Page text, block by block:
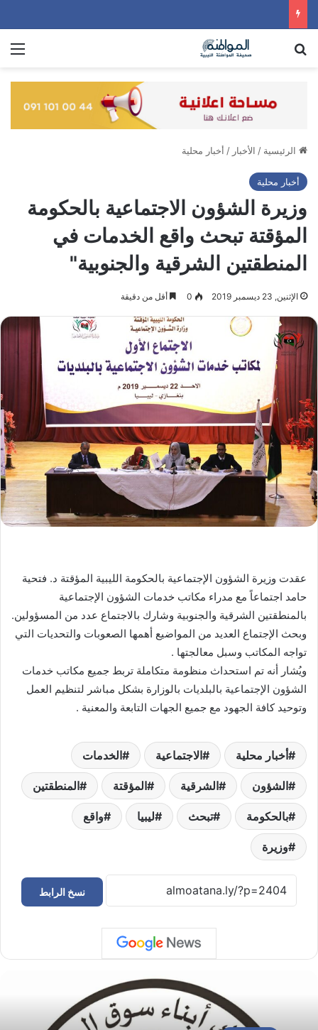
الرئيسية / الأخبار / أخبار محلية
أخبار محلية
وزيرة الشؤون الاجتماعية بالحكومة
المؤقتة تبحث واقع الخدمات في
المنطقتين الشرقية والجنوبية"
الإثنين, 23 ديسمبر 2019 0 أقل من دقيقة
عقدت وزيرة الشؤون الإجتماعية بالحكومة الليبية المؤقتة د. فتحية
حامد اجتماعاً مع مدراء مكاتب خدمات الشؤون الإجتماعية
بالمنطقتين الشرقية والجنوبية وشارك بالاجتماع عدد من المسؤولين.
وبحث الإجتماع العديد من المواضيع أهمها الصعوبات والتحديات التي
تواجه المكاتب وسبل معالجتها .
ويُشار أنه تم استحداث منظومة متكاملة تربط جميع مكاتب خدمات
الشؤون الإجتماعية بالبلديات بالوزارة بشكل مباشر لتنظيم العمل
وتوحيد كافة الجهود مع جميع الجهات التابعة والمعنية .
أخبار محلية الاجتماعية الخدمات
الشؤون الشرقية المؤقتة المنطقتين
بالحكومة تبحث ليبيا واقع
وزيرة
نسخ الرابط